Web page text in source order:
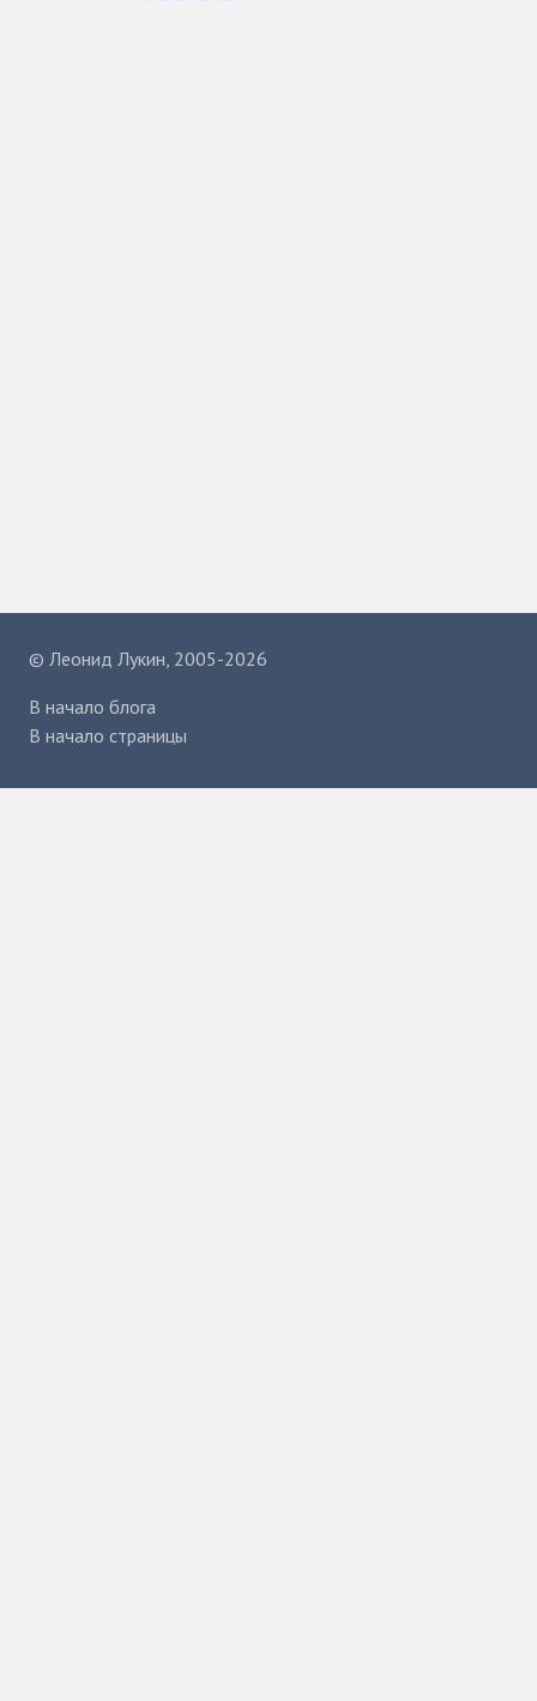
© Леонид Лукин, 2005-2026
В начало блога
В начало страницы